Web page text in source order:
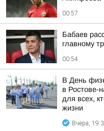
00:57
Бабаев
главному
00:54
В День
в Ростове-
для всех,
жизни
Вчера,